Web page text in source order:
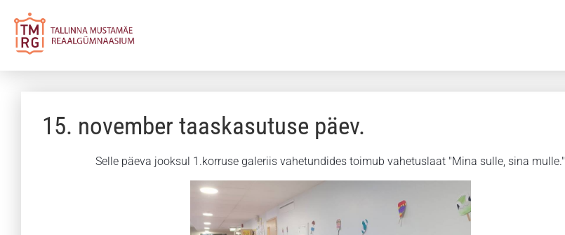
15. november taaskasutuse päev.
Selle päeva jooksul 1.korruse galeriis vahetundides toimub vahetuslaat "Mina sulle, sina mulle."